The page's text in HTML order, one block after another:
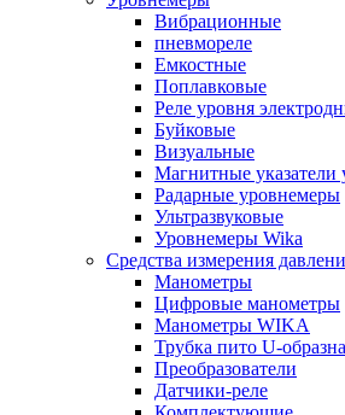
Вибрационные
пневмореле
Емкостные
Поплавковые
Реле уровня
Буйковые
Визуальные
Магнитные указатели
Радарные уровнемеры
Ультразвуковые
Уровнемеры Wika
Средства измерения
Манометры
Цифровые манометры
Манометры WIKA
Трубка пито U-
Преобразователи
Датчики-реле